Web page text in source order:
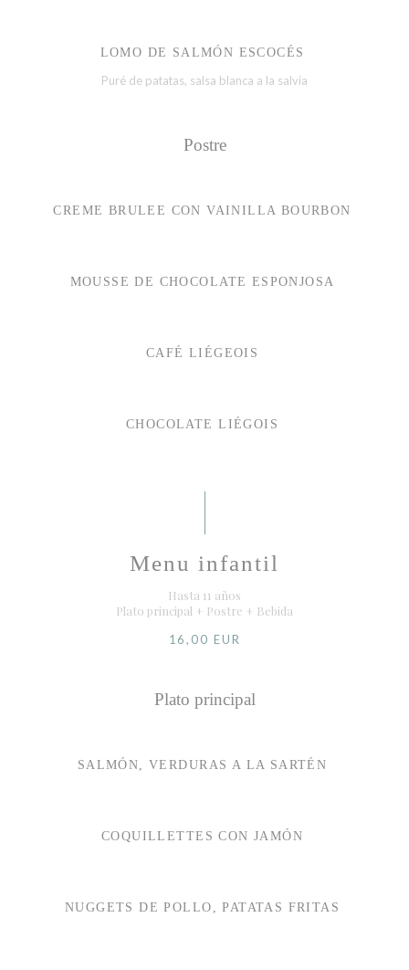
LOMO DE SALMÓN ESCOCÉS
Puré de patatas, salsa blanca a la salvia
Postre
CREME BRULEE CON VAINILLA BOURBON
MOUSSE DE CHOCOLATE ESPONJOSA
CAFÉ LIÉGEOIS
CHOCOLATE LIÉGOIS
Menu infantil
Hasta 11 años
Plato principal + Postre + Bebida
16,00 EUR
Plato principal
SALMÓN, VERDURAS A LA SARTÉN
COQUILLETTES CON JAMÓN
NUGGETS DE POLLO, PATATAS FRITAS